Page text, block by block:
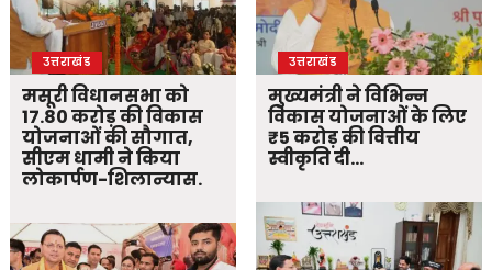
उत्तराखंड
मसूरी विधानसभा को
17.80 करोड़ की विकास
योजनाओं की सौगात,
सीएम धामी ने किया
लोकार्पण-शिलान्यास.
उत्तराखंड
मुख्यमंत्री ने विभिन्न
विकास योजनाओं के लिए
₹5 करोड़ की वित्तीय
स्वीकृति दी…